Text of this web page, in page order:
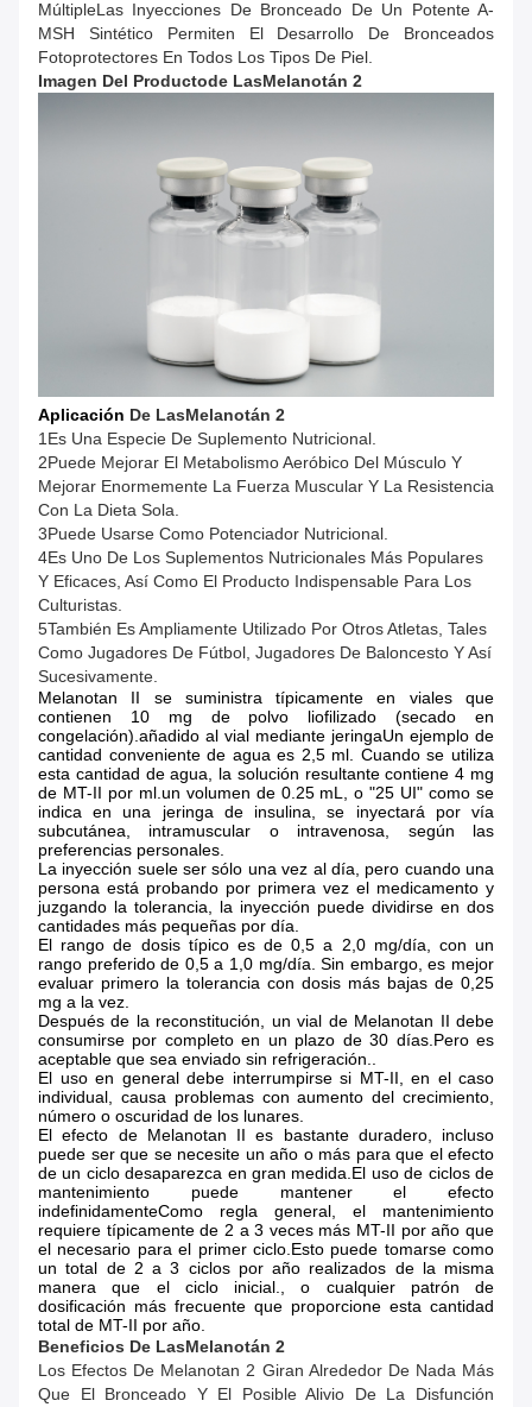
MúltipleLas Inyecciones De Bronceado De Un Potente A-
MSH Sintético Permiten El Desarrollo De Bronceados
Fotoprotectores En Todos Los Tipos De Piel.
Imagen Del ProductoDe LasMelanotán 2
Aplicación De LasMelanotán 2
1Es Una Especie De Suplemento Nutricional.
2Puede Mejorar El Metabolismo Aeróbico Del Músculo Y
Mejorar Enormemente La Fuerza Muscular Y La Resistencia
Con La Dieta Sola.
3Puede Usarse Como Potenciador Nutricional.
4Es Uno De Los Suplementos Nutricionales Más Populares
Y Eficaces, Así Como El Producto Indispensable Para Los
Culturistas.
5También Es Ampliamente Utilizado Por Otros Atletas, Tales
Como Jugadores De Fútbol, Jugadores De Baloncesto Y Así
Sucesivamente.
Melanotan II se suministra típicamente en viales que
contienen 10 mg de polvo liofilizado (secado en
congelación).añadido al vial mediante jeringaUn ejemplo de
cantidad conveniente de agua es 2,5 ml. Cuando se utiliza
esta cantidad de agua, la solución resultante contiene 4 mg
de MT-II por ml.un volumen de 0.25 mL, o "25 UI" como se
indica en una jeringa de insulina, se inyectará por vía
subcutánea, intramuscular o intravenosa, según las
preferencias personales.
La inyección suele ser sólo una vez al día, pero cuando una
persona está probando por primera vez el medicamento y
juzgando la tolerancia, la inyección puede dividirse en dos
cantidades más pequeñas por día.
El rango de dosis típico es de 0,5 a 2,0 mg/día, con un
rango preferido de 0,5 a 1,0 mg/día. Sin embargo, es mejor
evaluar primero la tolerancia con dosis más bajas de 0,25
mg a la vez.
Después de la reconstitución, un vial de Melanotan II debe
consumirse por completo en un plazo de 30 días.Pero es
aceptable que sea enviado sin refrigeración..
El uso en general debe interrumpirse si MT-II, en el caso
individual, causa problemas con aumento del crecimiento,
número o oscuridad de los lunares.
El efecto de Melanotan II es bastante duradero, incluso
puede ser que se necesite un año o más para que el efecto
de un ciclo desaparezca en gran medida.El uso de ciclos de
mantenimiento puede mantener el efecto
indefinidamenteComo regla general, el mantenimiento
requiere típicamente de 2 a 3 veces más MT-II por año que
el necesario para el primer ciclo.Esto puede tomarse como
un total de 2 a 3 ciclos por año realizados de la misma
manera que el ciclo inicial., o cualquier patrón de
dosificación más frecuente que proporcione esta cantidad
total de MT-II por año.
Beneficios De LasMelanotán 2
Los Efectos De Melanotan 2 Giran Alrededor De Nada Más
Que El Bronceado Y El Posible Alivio De La Disfunción